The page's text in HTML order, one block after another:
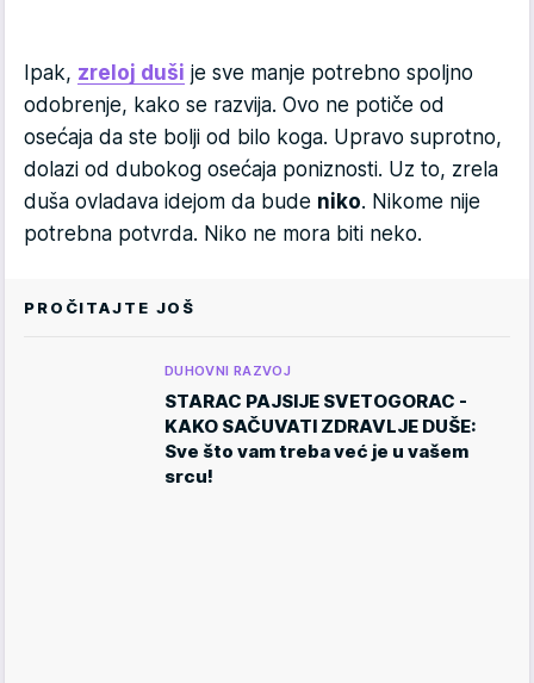
Ipak, zreloj duši je sve manje potrebno spoljno
odobrenje, kako se razvija. Ovo ne potiče od
osećaja da ste bolji od bilo koga. Upravo suprotno,
dolazi od dubokog osećaja poniznosti. Uz to, zrela
duša ovladava idejom da bude niko. Nikome nije
potrebna potvrda. Niko ne mora biti neko.
PROČITAJTE JOŠ
DUHOVNI RAZVOJ
STARAC PAJSIJE SVETOGORAC -
KAKO SAČUVATI ZDRAVLJE DUŠE:
Sve što vam treba već je u vašem
srcu!